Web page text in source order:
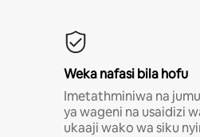
Weka nafasi bila hofu
Imetathminiwa na
ya wageni na usaidizi
ukaaji wako wa siku